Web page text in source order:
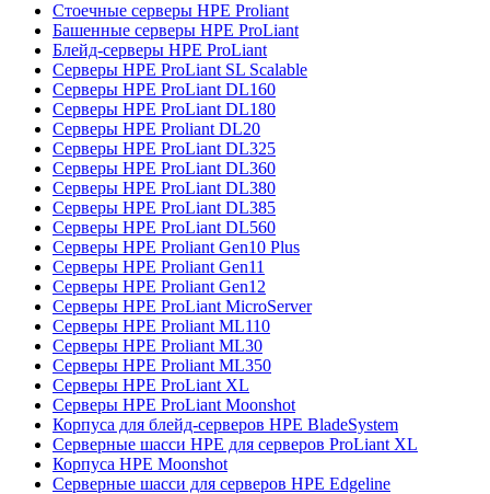
Стоечные серверы HPE Proliant
Башенные серверы HPE ProLiant
Блейд-серверы HPE ProLiant
Серверы HPE ProLiant SL Scalable
Серверы HPE ProLiant DL160
Серверы HPE ProLiant DL180
Серверы HPE Proliant DL20
Серверы HPE ProLiant DL325
Серверы HPE ProLiant DL360
Серверы HPE ProLiant DL380
Серверы HPE ProLiant DL385
Серверы HPE ProLiant DL560
Серверы HPE Proliant Gen10 Plus
Серверы HPE Proliant Gen11
Серверы HPE Proliant Gen12
Серверы HPE ProLiant MicroServer
Серверы HPE Proliant ML110
Серверы HPE Proliant ML30
Серверы HPE Proliant ML350
Серверы HPE ProLiant XL
Серверы HPE ProLiant Moonshot
Корпуса для блейд-серверов HPE BladeSystem
Серверные шасси HPE для серверов ProLiant XL
Корпуса HPE Moonshot
Серверные шасси для серверов HPE Edgeline